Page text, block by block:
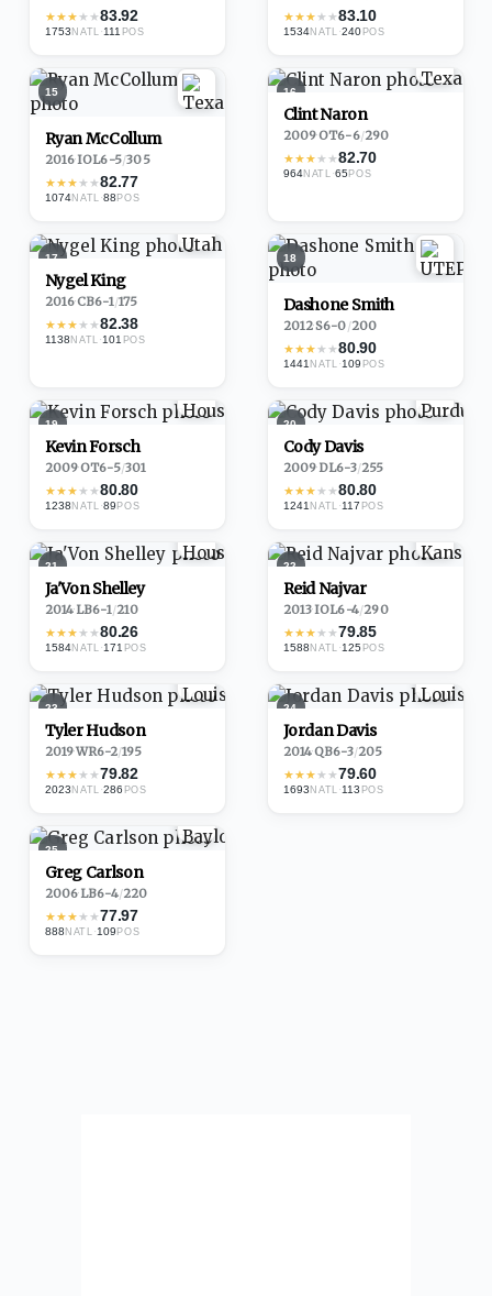
★★★★★83.92
1753NATL ·111 POS
★★★★★83.10
1534NATL ·240 POS
15
Ryan McCollum
2016·IOL6-5/305
★★★★★82.77
1074NATL ·88POS
16
Clint Naron
2009·OT6-6/290
★★★★★82.70
964NATL ·65POS
17
Nygel King
2016·CB6-1/175
★★★★★82.38
1138NATL ·101 POS
18
Dashone Smith
2012·S6-0/200
★★★★★80.90
1441NATL ·109 POS
19
Kevin Forsch
2009·OT6-5/301
★★★★★80.80
1238NATL ·89POS
20
Cody Davis
2009·DL6-3/255
★★★★★80.80
1241NATL ·117 POS
21
Ja'Von Shelley
2014·LB6-1/210
★★★★★80.26
1584NATL ·171 POS
22
Reid Najvar
2013·IOL6-4/290
★★★★★79.85
1588NATL ·125 POS
23
Tyler Hudson
2019·WR6-2/195
★★★★★79.82
2023NATL ·286 POS
24
Jordan Davis
2014·QB6-3/205
★★★★★79.60
1693NATL ·113 POS
25
Greg Carlson
2006·LB6-4/220
★★★★★77.97
888 NATL ·109POS